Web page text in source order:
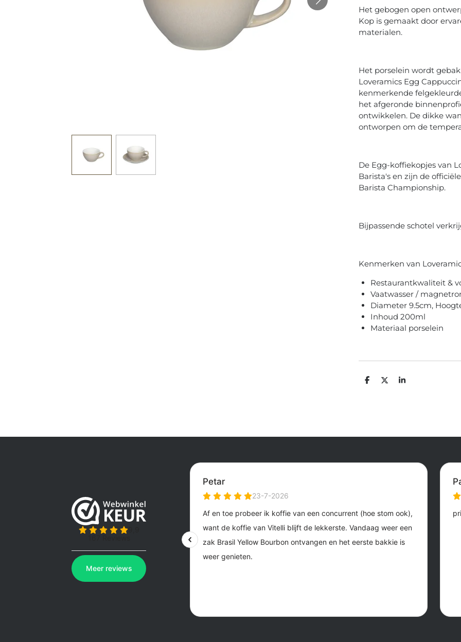
Het gebogen open
Kop is gemaakt door
materialen.
Het porselein wordt
Loveramics Egg
kenmerkende
het afgeronde
ontwikkelen. De dikke
ontworpen om de
De Egg-koffiekopjes van
Barista's en zijn de
Barista Championship.
Bijpassende schotel
Kenmerken van
Restaurantkwaliteit &
Vaatwasser /
Diameter 9.5cm,
Inhoud 200ml
Materiaal porselein
D
D
S